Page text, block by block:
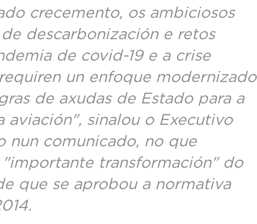
crecemento, os ambiciosos
descarbonización e retos
de covid-19 e a crise
un enfoque modernizado
de axudas de Estado para a
aviación", sinalou o Executivo
nun comunicado, no que
transformación" do
que se aprobou a normativa